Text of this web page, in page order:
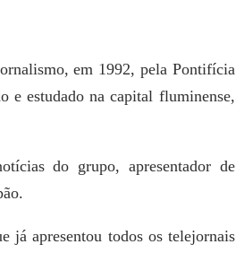
em 1992, pela Pontifícia
e estudado na capital fluminense,
do grupo, apresentador de
já apresentou todos os telejornais